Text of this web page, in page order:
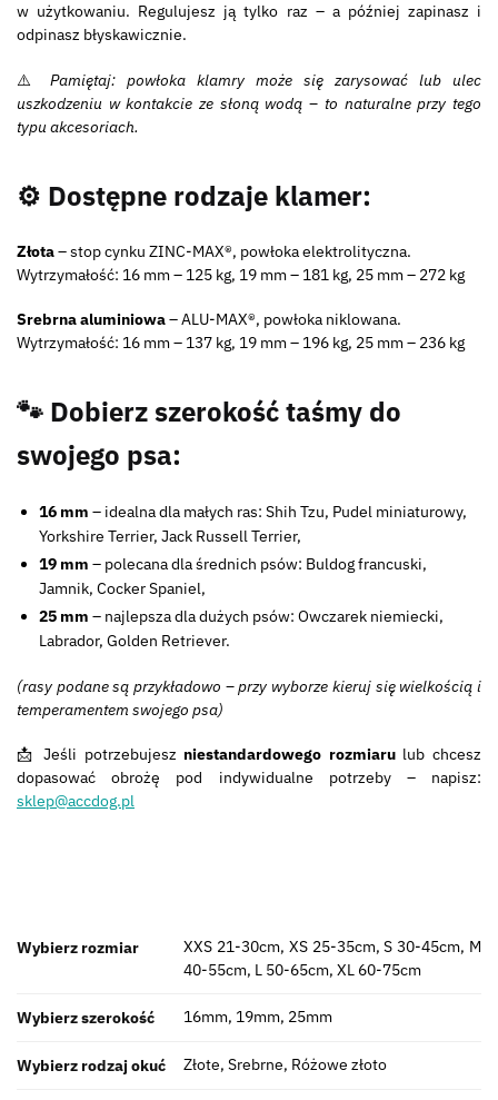
w użytkowaniu. Regulujesz ją tylko raz – a później zapinasz i
odpinasz błyskawicznie.
⚠️ Pamiętaj: powłoka klamry może się zarysować lub ulec
uszkodzeniu w kontakcie ze słoną wodą – to naturalne przy tego
typu akcesoriach.
⚙️ Dostępne rodzaje klamer:
Złota– stop cynku ZINC-MAX®, powłoka elektrolityczna.
Wytrzymałość: 16 mm – 125 kg, 19 mm – 181 kg, 25 mm – 272 kg
Srebrna aluminiowa– ALU-MAX®, powłoka niklowana.
Wytrzymałość: 16 mm – 137 kg, 19 mm – 196 kg, 25 mm – 236 kg
🐾 Dobierz szerokość taśmy do
swojego psa:
16 mm – idealna dla małych ras: Shih Tzu, Pudel miniaturowy,
Yorkshire Terrier, Jack Russell Terrier,
19 mm – polecana dla średnich psów: Buldog francuski,
Jamnik, Cocker Spaniel,
25 mm – najlepsza dla dużych psów: Owczarek niemiecki,
Labrador, Golden Retriever.
(rasy podane są przykładowo – przy wyborze kieruj się wielkością i
temperamentem swojego psa)
📩 Jeśli potrzebujesz niestandardowego rozmiarulub chcesz
dopasować obrożę pod indywidualne potrzeby – napisz:
sklep@accdog.pl
Wybierz rozmiar
XXS 21-30cm, XS 25-35cm, S 30-45cm, M
40-55cm, L 50-65cm, XL 60-75cm
Wybierz szerokość 16mm, 19mm, 25mm
Wybierz rodzaj okuć Złote, Srebrne, Różowe złoto